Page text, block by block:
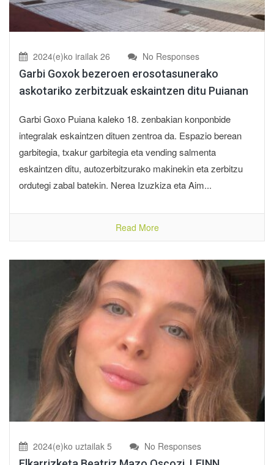
2024(e)ko irailak 26 No Responses
Garbi Goxok bezeroen erosotasunerako
askotariko zerbitzuak eskaintzen ditu Puianan
Garbi Goxo Puiana kaleko 18. zenbakian konponbide
integralak eskaintzen dituen zentroa da. Espazio berean
garbitegia, txakur garbitegia eta vending salmenta
eskaintzen ditu, autozerbitzurako makinekin eta zerbitzu
ordutegi zabal batekin. Nerea Izuzkiza eta Aim...
Read More
2024(e)ko uztailak 5 No Responses